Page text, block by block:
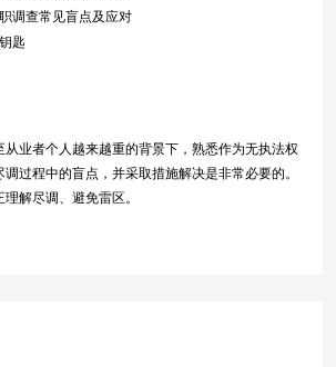
调查常见盲点及应对
匙
从业者个人越来越重的背景下，熟悉作为无执法权
过程中的盲点，并采取措施解决是非常必要的。
解尽调、避免雷区。